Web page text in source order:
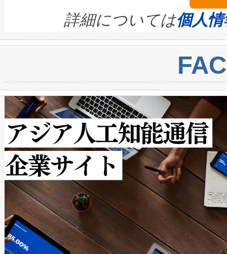
quality and reliability for AI
BESS stack to ensure battery
centers. Voltaiqは、ai&のAI
からシステム統合、試運転、
クルの各段階のデータを監視
[…]
す。ノーマルモードでは、
ートル先まで検出でき、これ
トに対して約600メートルに
では、反射率10％のターゲッ
で向上し、最大検知距離は
ットだけで最大1キロメート
ルの変電所周囲を監視でき、
作業と点群処理を簡素化でき
Avia 2は、2種類のFOVオプシ
× 80°のノーマルモード、長
ードを切り替えて使用するこ
ることなく、単一のデバイス
詳細については個人